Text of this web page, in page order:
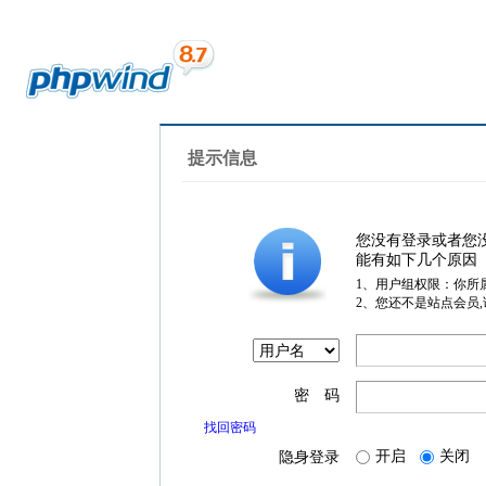
提示信息
您没有登录或者您
能有如下几个原因
1、用户组权限：你所
2、您还不是站点会员
密 码
找回密码
隐身登录 开启 关闭